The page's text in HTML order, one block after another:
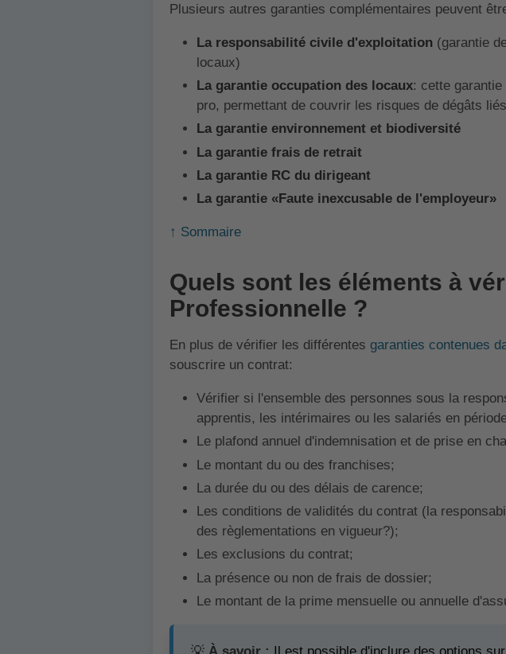
Plusieurs autres garanties complémentaires peuvent
La responsabilité civile d'exploitation (garantie
locaux)
La garantie occupation des locaux: cette
pro, permettant de couvrir les risques de dégâts
La garantie environnement et biodiversité
La garantie frais de retrait
La garantie RC du dirigeant
La garantie «Faute inexcusable de l'employeur»
↑ Sommaire
Quels sont les éléments à
Professionnelle ?
En plus de vérifier les différentesgaranties contenues
souscrire un contrat:
Vérifier si l'ensemble des personnes sous la
apprentis, les intérimaires ou les salariés en
Le plafond annuel d'indemnisation et de prise en
Le montant du ou des franchises;
La durée du ou des délais de carence;
Les conditions de validités du contrat (la
des règlementations en vigueur?);
Les exclusions du contrat;
La présence ou non de frais de dossier;
Le montant de la prime mensuelle ou annuelle